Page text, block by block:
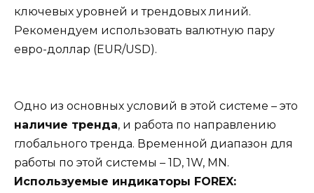
ключевых уровней и трендовых линий.
Рекомендуем использовать валютную пару
евро-доллар (EUR/USD).
Одно из основных условий в этой системе – это
наличие тренда, и работа по направлению
глобального тренда. Временной диапазон для
работы по этой системы – 1D, 1W, MN.
Используемые индикаторы FOREX: